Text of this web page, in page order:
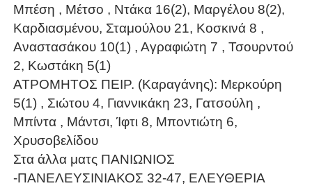
Μπέση , Μέτσο , Ντάκα 16(2), Μαργέλου 8(2),
Καρδιασμένου, Σταμούλου 21, Κοσκινά 8 ,
Αναστασάκου 10(1) , Αγραφιώτη 7 , Τσουρντού
2, Κωστάκη 5(1)
ΑΤΡΟΜΗΤΟΣ ΠΕΙΡ. (Καραγάνης): Μερκούρη
5(1) , Σιώτου 4, Γιαννικάκη 23, Γατσούλη ,
Μπίντα , Μάντσι, Ίφτι 8, Μποντιώτη 6,
Χρυσοβελίδου
Στα άλλα ματς ΠΑΝΙΩΝΙΟΣ
-ΠΑΝΕΛΕΥΣΙΝΙΑΚΟΣ 32-47, ΕΛΕΥΘΕΡΙΑ